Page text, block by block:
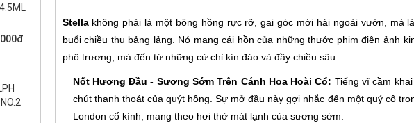
Stellakhông phải là một bông hồng rực rỡ, gai góc mới hái ngoài vườn, mà
buổi chiều thu bảng lảng. Nó mang cái hồn của những thước phim điện ảnh
phô trương, mà đến từ những cử chỉ kín đáo và đầy chiều sâu.
Nốt Hương Đầu - Sương Sớm Trên Cánh Hoa Hoài Cổ: Tiếng vĩ cầm
chút thanh thoát của quýt hồng. Sự mở đầu này gợi nhắc đến một quý cô
London cổ kính, mang theo hơi thở mát lạnh của sương sớm.